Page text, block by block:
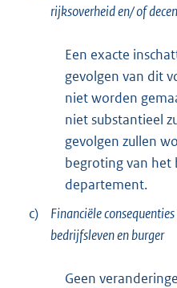
rijksoverheid en/ of
Een exacte
gevolgen van dit
niet worden
niet substantieel
gevolgen zullen
begroting van het
departement.
c)
Financiële
bedrijfsleven en burger
Geen